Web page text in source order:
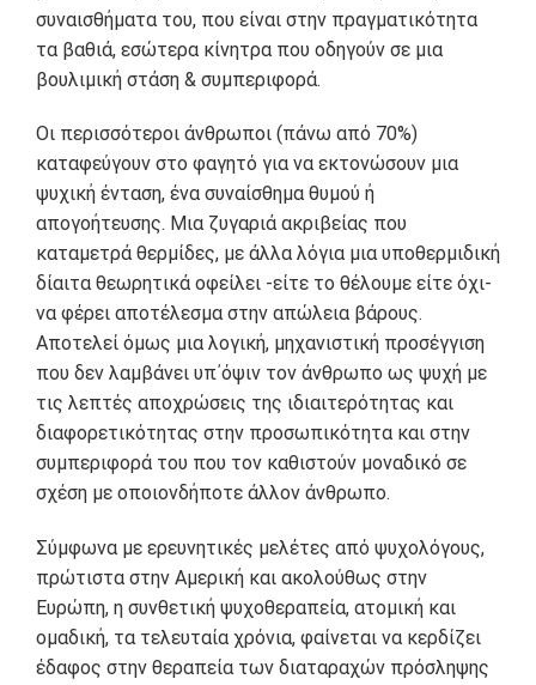
συναισθήματα του, που είναι στην πραγματικότητα
τα βαθιά, εσώτερα κίνητρα που οδηγούν σε μια
βουλιμική στάση & συμπεριφορά.
Οι περισσότεροι άνθρωποι (πάνω από 70%)
καταφεύγουν στο φαγητό για να εκτονώσουν μια
ψυχική ένταση, ένα συναίσθημα θυμού ή
απογοήτευσης. Μια ζυγαριά ακριβείας που
καταμετρά θερμίδες, με άλλα λόγια μια υποθερμιδική
δίαιτα θεωρητικά οφείλει -είτε το θέλουμε είτε όχι-
να φέρει αποτέλεσμα στην απώλεια βάρους.
Αποτελεί όμως μια λογική, μηχανιστική προσέγγιση
που δεν λαμβάνει υπ΄όψιν τον άνθρωπο ως ψυχή με
τις λεπτές αποχρώσεις της ιδιαιτερότητας και
διαφορετικότητας στην προσωπικότητα και στην
συμπεριφορά του που τον καθιστούν μοναδικό σε
σχέση με οποιονδήποτε άλλον άνθρωπο.
Σύμφωνα με ερευνητικές μελέτες από ψυχολόγους,
πρώτιστα στην Αμερική και ακολούθως στην
Ευρώπη, η συνθετική ψυχοθεραπεία, ατομική και
ομαδική, τα τελευταία χρόνια, φαίνεται να κερδίζει
έδαφος στην θεραπεία των διαταραχών πρόσληψης